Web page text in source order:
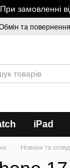
замовленні
та повернення
iPad
Новини та